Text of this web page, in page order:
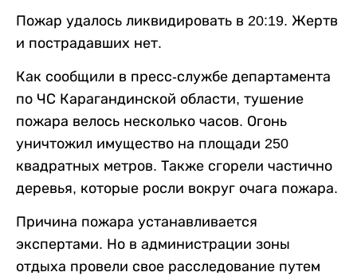
Пожар удалось ликвидировать в 20:19. Жертв
и пострадавших нет.
Как сообщили в пресс-службе департамента
по ЧС Карагандинской области, тушение
пожара велось несколько часов. Огонь
уничтожил имущество на площади 250
квадратных метров. Также сгорели частично
деревья, которые росли вокруг очага пожара.
Причина пожара устанавливается
экспертами. Но в администрации зоны
отдыха провели свое расследование путем